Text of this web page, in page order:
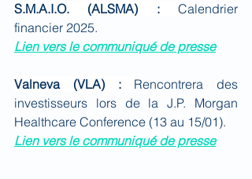
S.M.A.I.O. (ALSMA) : Calendrier
financier 2025.
Lien vers le communiqué de presse
Valneva (VLA) : Rencontrera des
investisseurs lors de la J.P. Morgan
Healthcare Conference (13 au 15/01).
Lien vers le communiqué de presse